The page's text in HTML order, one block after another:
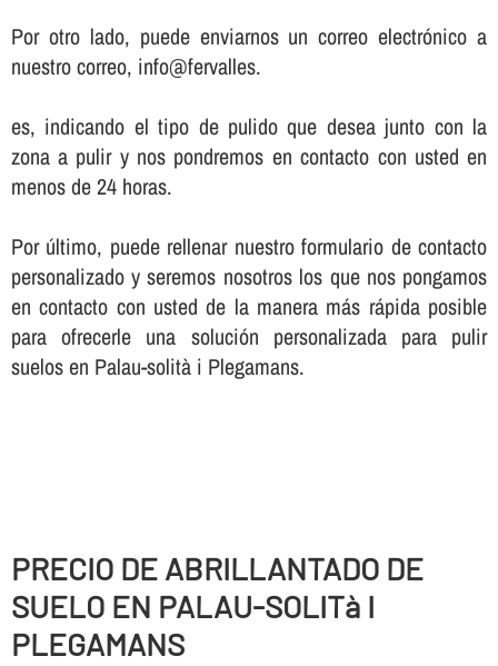
Por otro lado, puede enviarnos un correo electrónico a
nuestro correo, info@fervalles.
es, indicando el tipo de pulido que desea junto con la
zona a pulir y nos pondremos en contacto con usted en
menos de 24 horas.
Por último, puede rellenar nuestro formulario de contacto
personalizado y seremos nosotros los que nos pongamos
en contacto con usted de la manera más rápida posible
para ofrecerle una solución personalizada para pulir
suelos en Palau-solità i Plegamans.
PRECIO DE ABRILLANTADO DE
SUELO EN PALAU-SOLITà I
PLEGAMANS